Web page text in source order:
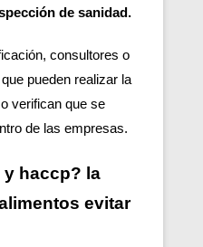
de sanidad.
consultores o
pueden realizar la
verifican que se
de las empresas.
y haccp? la
evitar